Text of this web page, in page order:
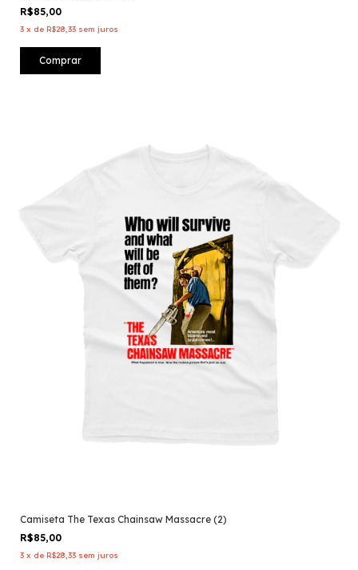
R$85,00
3 x de R$28,33 sem juros
Comprar
Camiseta The Texas Chainsaw Massacre (2)
R$85,00
3 x de R$28,33 sem juros